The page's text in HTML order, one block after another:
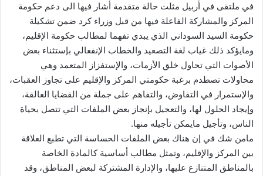
في ملتقى في أربيل مثلت حالة متقدمة أشار فيها الى دعم حكومة
المركز والمشاركة الفاعلة فيها من قبل وزراء كرد ضمن تشكيلة
حكومة السيد السوداني الذي يبدي تفهما لمطالب حكومة الإقليم،
ومايؤكد ذلك غياب لغة التصعيد والخطاب الإنفعالي بإستثناء بعض
الأصوات التي تحاول خلق الأزمات، والإستفزاز المتعمد وهي
محاولات تصطدم برغبة حكومتي المركز والإقليم على تجاوز العقبات،
والإستمرار في التفاوض، والتفاهم على جملة من القضايا العالقة،
وإيجاد الحلول لها، والتعجيل بإنجاز بعض الملفات التي تتصل بحياة
الناس، وتأجيل مايمكن تأجيله منها.
‏مامن شك في إن هناك بعض الملفات الحساسة التي تطبع العلاقة
بين المركز والإقليم، وتمثل مطالب أساسية كالمادة الخاصة
بالمناطق المتنازع عليها، والإدارة المشتركة لبعض المناطق، وقد